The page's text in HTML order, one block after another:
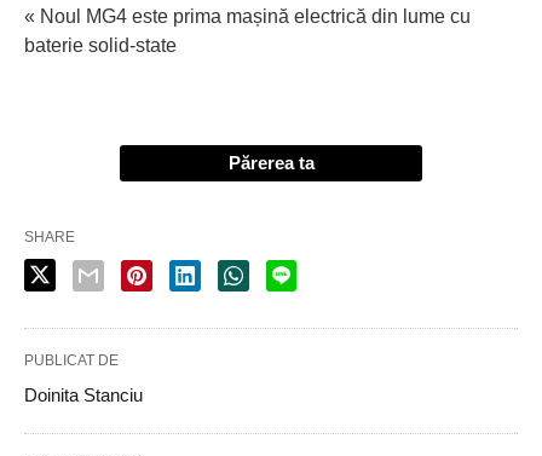
« Noul MG4 este prima mașină electrică din lume cu
baterie solid-state
Părerea ta
SHARE
PUBLICAT DE
Doinita Stanciu